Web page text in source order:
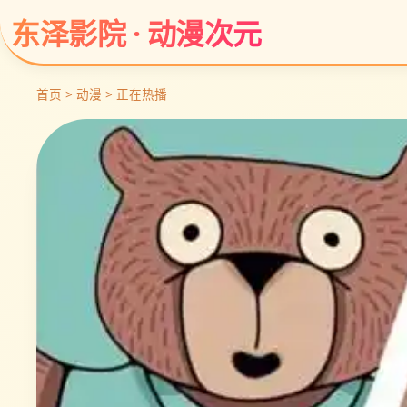
东泽影院 · 动漫次元
首页 > 动漫 > 正在热播